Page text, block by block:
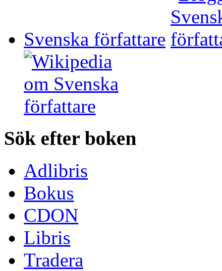
Svenska författare
Sök efter boken
Adlibris
Bokus
CDON
Libris
Tradera